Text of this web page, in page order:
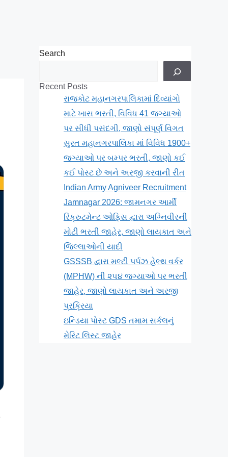
Search
Recent Posts
રાજકોટ મહાનગરપાલિકામાં દિવ્યાંગો
માટે ખાસ ભરતી, વિવિધ 41 જગ્યાઓ
પર સીધી પસંદગી, જાણો સંપૂર્ણ વિગત
સુરત મહાનગરપાલિકા માં વિવિધ 1900+
જગ્યાઓ પર બમ્પર ભરતી, જાણો કઈ
કઈ પોસ્ટ છે અને અરજી કરવાની રીત
Indian Army Agniveer Recruitment
Jamnagar 2026: જામનગર આર્મી
રિક્રુટમેન્ટ ઓફિસ દ્વારા અગ્નિવીરની
મોટી ભરતી જાહેર, જાણો લાયકાત અને
જિલ્લાઓની યાદી
GSSSB દ્વારા મલ્ટી પર્પઝ હેલ્થ વર્કર
(MPHW) ની ૨૫૪ જગ્યાઓ પર ભરતી
જાહેર, જાણો લાયકાત અને અરજી
પ્રક્રિયા
ઇન્ડિયા પોસ્ટ GDS તમામ સર્કલનું
મેરિટ લિસ્ટ જાહેર